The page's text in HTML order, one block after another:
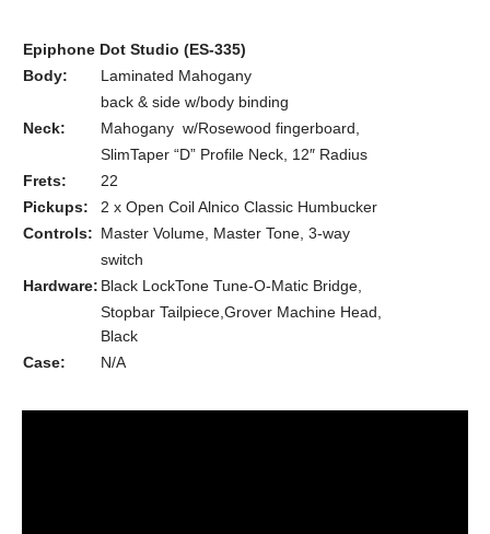
Epiphone Dot Studio (ES-335)
Body:
Laminated Mahogany
back & side w/body binding
Neck:
Mahogany w/Rosewood fingerboard,
SlimTaper “D” Profile Neck, 12″ Radius
Frets:
22
Pickups:
2 x Open Coil Alnico Classic Humbucker
Controls: Master Volume, Master Tone, 3-way
switch
Hardware: Black LockTone Tune-O-Matic Bridge,
Stopbar Tailpiece,Grover Machine Head,
Black
Case:
N/A